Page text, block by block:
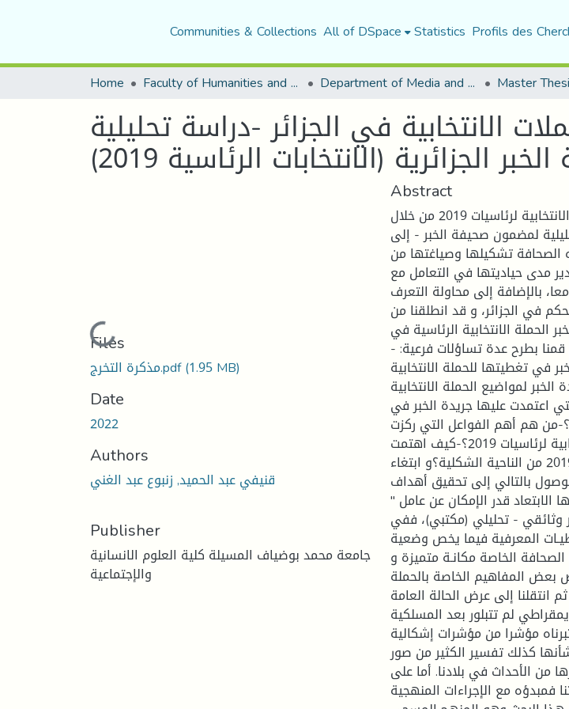
Communities & Collections All of DSpace Statistics Profils des
Home Faculty of Humanities and Social Sciences Department of Media and Communication Studies Master
الانتخابية في الجزائر -دراسة تحليلية
Loading...
Files
مذكرة التخرج.pdf(1.95 MB)
Date
2022
Authors
قنيفي عبد الحميد, زنبوع عبد الغني
Publisher
جامعة محمد بوضياف المسيلة كلية العلوم الانسانية
والإجتماعية
Abstract
تهدف دراستنا التي تتمحور حول الحملة الانتخابية لرئاسيات 2019 من خلال
لمضمون صحيفة الخبر - إلى
الصحافة تشكيلها وصياغتها من
مدى حياديتها في التعامل مع
بالإضافة إلى محاولة التعرف
في الجزائر، و قد انطلقنا من
الانتخابية الرئاسية في
قمنا بطرح عدة تساؤلات فرعية: -
في تغطيتها للحملة الانتخابية
جريدة الخبر لمواضيع الحملة الانتخابية
التي اعتمدت عليها جريدة الخبر في
تغطيتها للحملة الانتخابية لرئاسيات 2019؟-من هم أهم الفواعل التي ركزت
عليهم جريدة الخبر أثناء تغطيتها للحملة الانتخابية لرئاسيات 2019؟-كيف اهتمت
جريدة الخبر بالحملة الانتخابية لرئاسيات 2019 من الناحية الشكلية؟و ابتغاء
بالتالي إلى تحقيق أهداف
الابتعاد قدر الإمكان عن عامل "
وثائقي - تحليلي (مكتبي)، ففي
المعرفية فيما يخص وضعية
الخاصة مكانـة متميزة و
بعض المفاهيم الخاصة بالحملة
انتقلنا إلى عرض الحالة العامة
لم تتبلور بعد المسلكية
مؤشرا من مؤشرات إشكالية
كذلك تفسير الكثير من صور
من الأحداث في بلادنا. أما على
فمبدؤه مع الإجراءات المنهجية